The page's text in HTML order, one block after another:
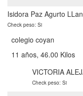
Isidora Paz Agurto
Check peso: Si
colegio coyan
11 años, 46.00 Kilos
VICTORIA
Check peso: Si